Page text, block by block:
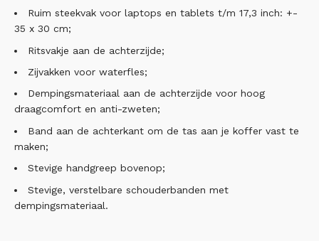
Ruim steekvak voor laptops en tablets t/m 17,3 inch: +-
35 x 30 cm;
Ritsvakje aan de achterzijde;
Zijvakken voor waterfles;
Dempingsmateriaal aan de achterzijde voor hoog
draagcomfort en anti-zweten;
Band aan de achterkant om de tas aan je koffer vast te
maken;
Stevige handgreep bovenop;
Stevige, verstelbare schouderbanden met
dempingsmateriaal.